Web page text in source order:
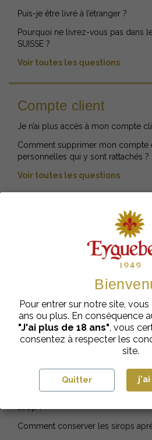
Puis-je être livré à l’étranger ?
Pourquoi ne livrez-vous pas dans
SUISSE ?
Voir toutes les questions
Compte client
Je n’ai plus accès à mon compte
Comment supprimer mon compte
personnelles qui y sont rattachés ?
Voir toutes les questions
Histoire et
Pourquoi il existe Eyguebelle et
Est-ce que les moines fabriquent
Quel est l’alcool le plus typique ?
Quel est le sirop le plus typique ?
Est-ce qu’Eyguebelle est présent
Grande Surface ?
sirop ?
Comment conserver les sirops
Pour entrer sur notre site,
ans ou plus. En conséquence
"J'ai plus de 18 ans", vous
consentez à respecter les
site.
Quitter j'ai